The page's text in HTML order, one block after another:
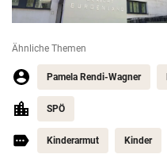
Ähnliche Themen
Pamela Rendi-Wagner
SPÖ
Kinderarmut Kinder